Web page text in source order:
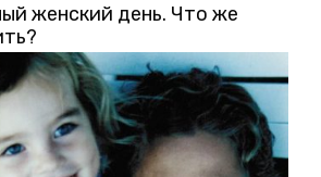
женский день. Что же